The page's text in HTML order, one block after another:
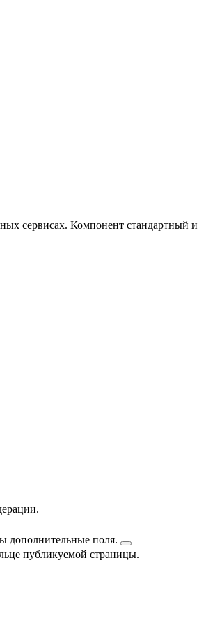
сервисах. Компонент стандартный и
дополнительные поля.
публикуемой страницы.